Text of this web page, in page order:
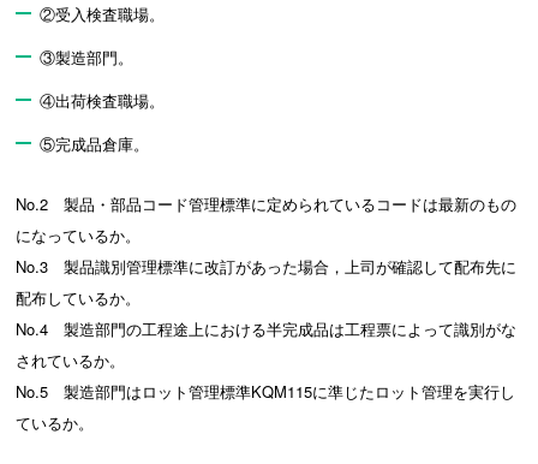
②受入検査職場。
③製造部門。
④出荷検査職場。
⑤完成品倉庫。
No.2 製品・部品コード管理標準に定められているコードは最新のもの
になっているか。
No.3 製品識別管理標準に改訂があった場合，上司が確認して配布先に
配布しているか。
No.4 製造部門の工程途上における半完成品は工程票によって識別がな
されているか。
No.5 製造部門はロット管理標準KQM115に準じたロット管理を実行し
ているか。